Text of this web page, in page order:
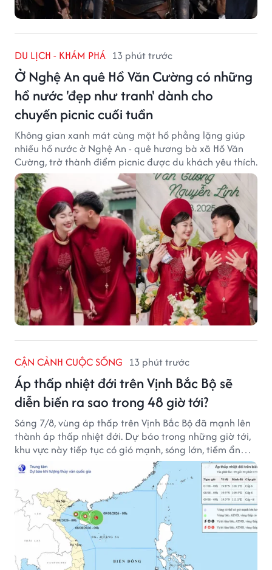
DU LỊCH - KHÁM PHÁ 13 phút trước
Ở Nghệ An quê Hồ Văn Cường có những
hồ nước 'đẹp như tranh' dành cho
chuyến picnic cuối tuần
Không gian xanh mát cùng mặt hồ phẳng lặng giúp
nhiều hồ nước ở Nghệ An - quê hương bà xã Hồ Văn
Cường, trở thành điểm picnic được du khách yêu thích.
CẬN CẢNH CUỘC SỐNG 13 phút trước
Áp thấp nhiệt đới trên Vịnh Bắc Bộ sẽ
diễn biến ra sao trong 48 giờ tới?
Sáng 7/8, vùng áp thấp trên Vịnh Bắc Bộ đã mạnh lên
thành áp thấp nhiệt đới. Dự báo trong những giờ tới,
khu vực này tiếp tục có gió mạnh, sóng lớn, tiềm ẩn
nhiều nguy cơ đối với hoạt động của tàu thuyền trên
biển.